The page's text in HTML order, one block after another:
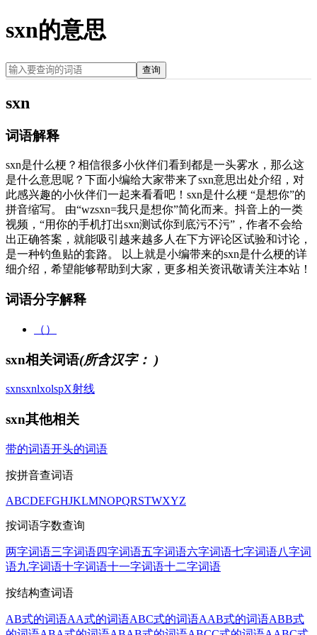
sxn的意思
查询
sxn
词语解释
sxn是什么梗？相信很多小伙伴们看到都是一头雾水，那么这
是什么意思呢？下面小编给大家带来了sxn意思出处介绍，对
此感兴趣的小伙伴们一起来看看吧！sxn是什么梗 “是想你”的
拼音缩写。 由“wzsxn=我只是想你”简化而来。抖音上的一类
视频，“用你的手机打出sxn测试你到底污不污”，作者不会给
出正确答案，就能吸引越来越多人在下方评论区试验和讨论，
是一种钓鱼贴的套路。 以上就是小编带来的sxn是什么梗的详
细介绍，希望能够帮助到大家，更多相关资讯敬请关注本站！
词语分字解释
（）
sxn相关词语(所含汉字： )
sxnsxnlxolspX射线
sxn其他相关
带的词语开头的词语
按拼音查词语
ABCDEFGHJKLMNOPQRSTWXYZ
按词语字数查询
两字词语三字词语四字词语五字词语六字词语七字词语八字词
语九字词语十字词语十一字词语十二字词语
按结构查词语
AB式的词语AA式的词语ABC式的词语AAB式的词语ABB式